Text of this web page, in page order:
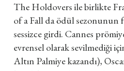
The Holdovers ile birlikte
of a Fall da ödül sezonunun
sessizce girdi. Cannes
evrensel olarak sevilmediği
Altın Palmiye kazandı),